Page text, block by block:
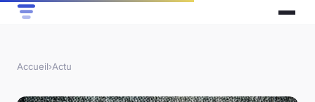
Accueil›Actu